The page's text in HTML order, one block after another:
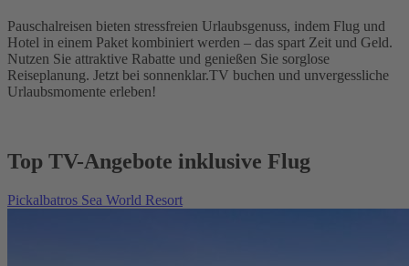
Pauschalreisen bieten stressfreien Urlaubsgenuss, indem Flug und
Hotel in einem Paket kombiniert werden – das spart Zeit und Geld.
Nutzen Sie attraktive Rabatte und genießen Sie sorglose
Reiseplanung. Jetzt bei sonnenklar.TV buchen und unvergessliche
Urlaubsmomente erleben!
Top TV-Angebote inklusive Flug
Pickalbatros Sea World Resort